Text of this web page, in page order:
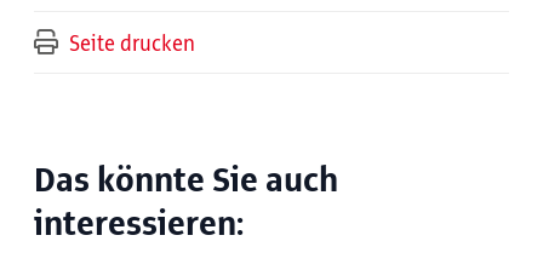
Seite drucken
Das könnte Sie auch
interessieren: